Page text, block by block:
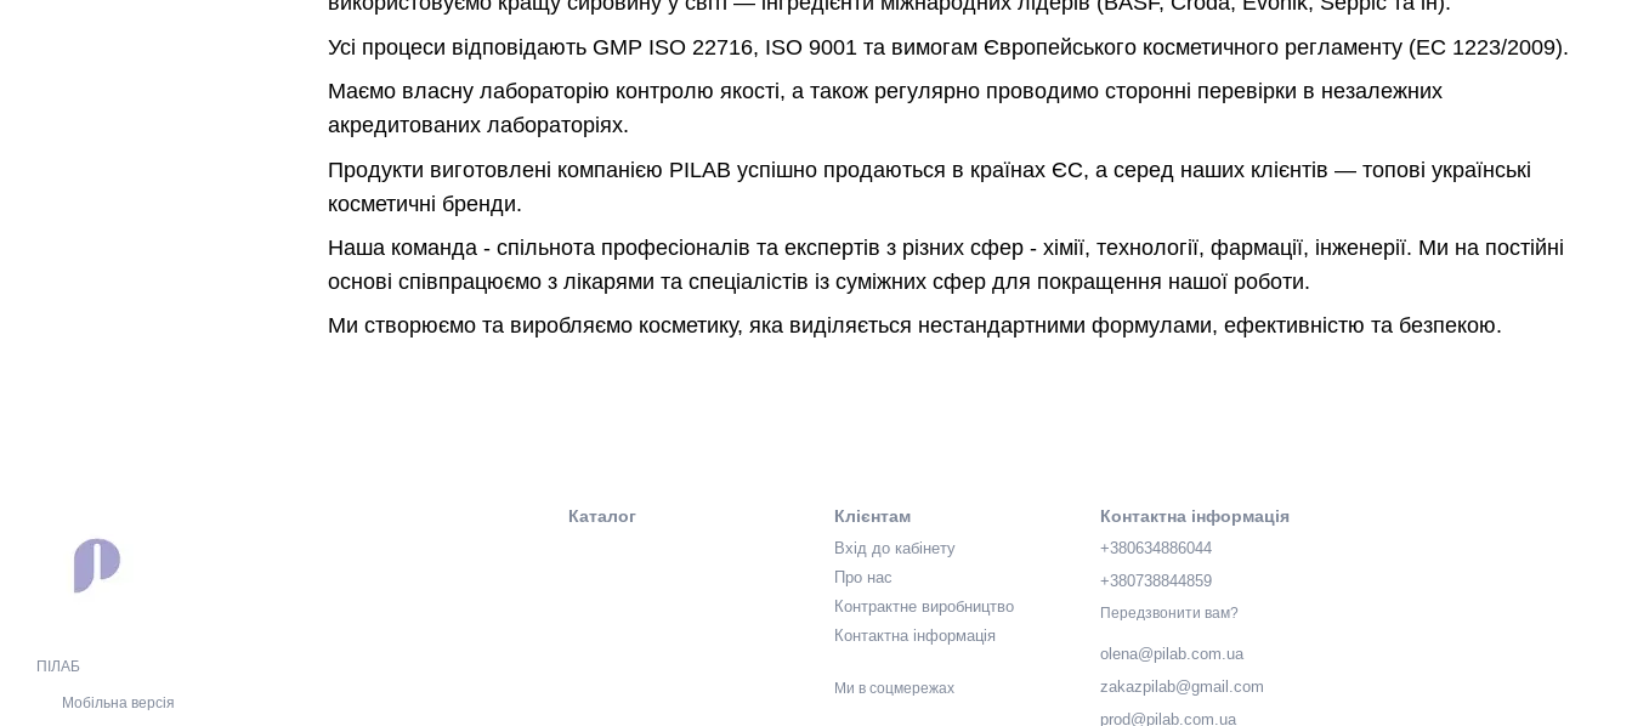
Усі процеси відповідають GMP ISO 22716, ISO 9001 та вимогам Європейського косметичного регламенту (EC 1223/2009).
Маємо власну лабораторію контролю якості, а також регулярно проводимо сторонні перевірки в незалежних
акредитованих лабораторіях.
Продукти виготовлені компанією PILAB успішно продаються в країнах ЄС, а серед наших клієнтів — топові українські
косметичні бренди.
Наша команда - спільнота професіоналів та експертів з різних сфер - хімії, технології, фармації, інженерії. Ми на постійні
основі співпрацюємо з лікарями та спеціалістів із суміжних сфер для покращення нашої роботи.
Ми створюємо та виробляємо косметику, яка виділяється нестандартними формулами, ефективністю та безпекою.
ПІЛАБ
Мобільна версія
Каталог Клієнтам
Вхід до кабінету
Про нас
Контрактне виробництво
Контактна інформація
Ми в соцмережах
Контактна інформація
+380634886044
+380738844859
Передзвонити вам?
olena@pilab.com.ua
zakazpilab@gmail.com
prod@pilab.com.ua